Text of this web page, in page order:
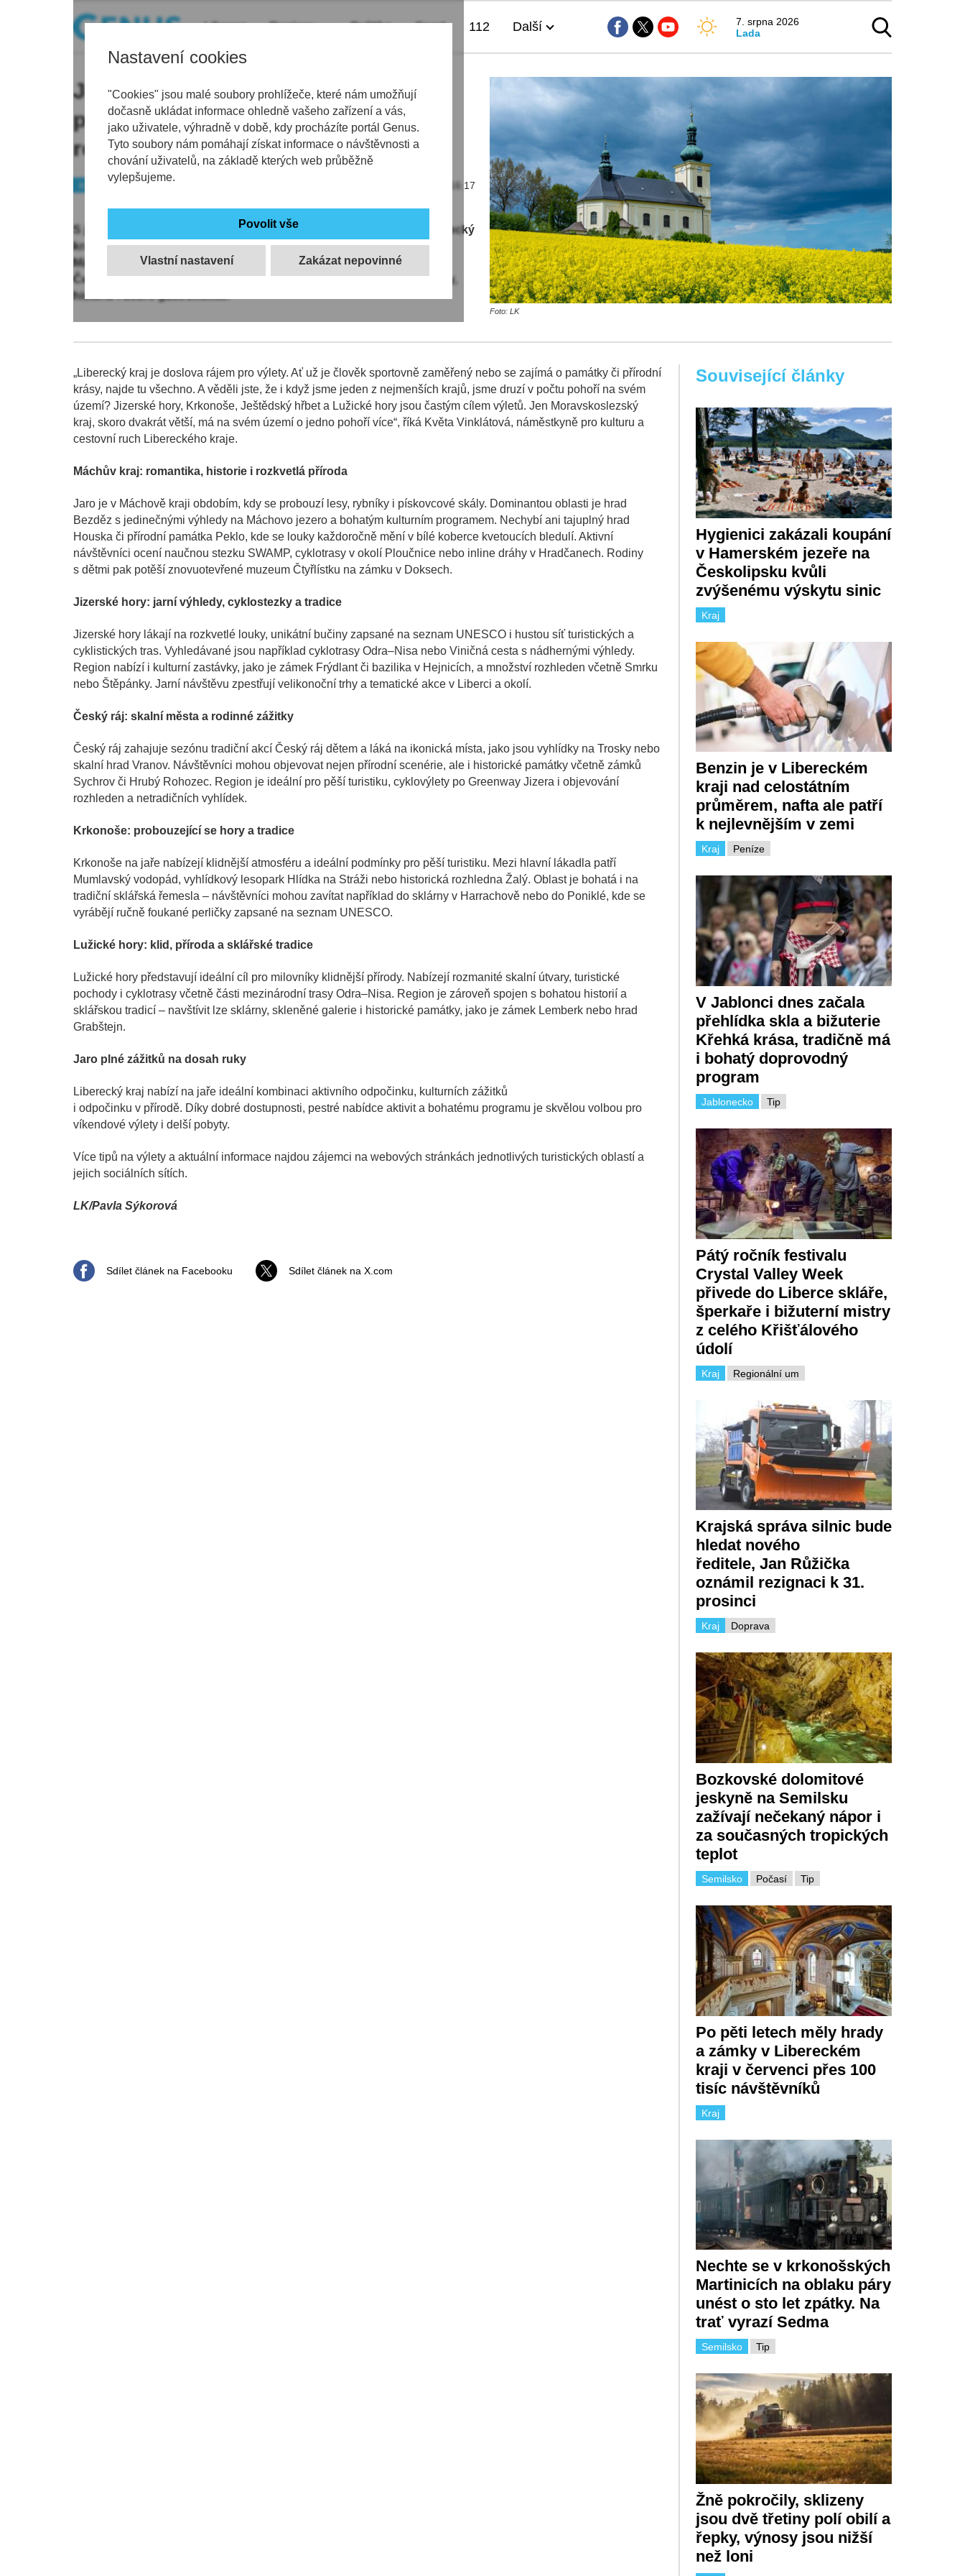
Nastavení cookies
"Cookies" jsou malé soubory prohlížeče, které nám umožňují
dočasně ukládat informace ohledně vašeho zařízení a vás,
jako uživatele, výhradně v době, kdy procházíte portál Genus.
Tyto soubory nám pomáhají získat informace o návštěvnosti a
chování uživatelů, na základě kterých web průběžně
vylepšujeme.
Vlastní nastavení
Liberec Regiony Politika Sport 112 Další
7. srpna 2026
Lada
Jaro v Libereckém kraji láká na
přírodu, památky i zážitky pro celou
rodinu
Kraj Tip 15.05.2026 | 16:17
S jarem začíná sezóna výletů a roste zájem o aktivní odpočinek. Liberecký
kraj nabízí pestré možnosti trávení volného času od romantického
Máchova kraje přes rozkvetlé Jizerské hory až po skalní scenérie
Českého ráje, Krkonoš a Lužických hor. Region láká milovníky přírody,
historie i dobré gastronomie.
Foto: LK
„Liberecký kraj je doslova rájem pro výlety. Ať už je člověk sportovně zaměřený nebo se zajímá o památky či přírodní
krásy, najde tu všechno. A věděli jste, že i když jsme jeden z nejmenších krajů, jsme druzí v počtu pohoří na svém
území? Jizerské hory, Krkonoše, Ještědský hřbet a Lužické hory jsou častým cílem výletů. Jen Moravskoslezský
kraj, skoro dvakrát větší, má na svém území o jedno pohoří více“, říká Květa Vinklátová, náměstkyně pro kulturu a
cestovní ruch Libereckého kraje.
Máchův kraj: romantika, historie i rozkvetlá příroda
Jaro je v Máchově kraji obdobím, kdy se probouzí lesy, rybníky i pískovcové skály. Dominantou oblasti je hrad
Bezděz s jedinečnými výhledy na Máchovo jezero a bohatým kulturním programem. Nechybí ani tajuplný hrad
Houska či přírodní památka Peklo, kde se louky každoročně mění v bílé koberce kvetoucích bledulí. Aktivní
návštěvníci ocení naučnou stezku SWAMP, cyklotrasy v okolí Ploučnice nebo inline dráhy v Hradčanech. Rodiny
s dětmi pak potěší znovuotevřené muzeum Čtyřlístku na zámku v Doksech.
Jizerské hory: jarní výhledy, cyklostezky a tradice
Jizerské hory lákají na rozkvetlé louky, unikátní bučiny zapsané na seznam UNESCO i hustou síť turistických a
cyklistických tras. Vyhledávané jsou například cyklotrasy Odra–Nisa nebo Viničná cesta s nádhernými výhledy.
Region nabízí i kulturní zastávky, jako je zámek Frýdlant či bazilika v Hejnicích, a množství rozhleden včetně Smrku
nebo Štěpánky. Jarní návštěvu zpestřují velikonoční trhy a tematické akce v Liberci a okolí.
Český ráj: skalní města a rodinné zážitky
Český ráj zahajuje sezónu tradiční akcí Český ráj dětem a láká na ikonická místa, jako jsou vyhlídky na Trosky nebo
skalní hrad Vranov. Návštěvníci mohou objevovat nejen přírodní scenérie, ale i historické památky včetně zámků
Sychrov či Hrubý Rohozec. Region je ideální pro pěší turistiku, cyklovýlety po Greenway Jizera i objevování
rozhleden a netradičních vyhlídek.
Krkonoše: probouzející se hory a tradice
Krkonoše na jaře nabízejí klidnější atmosféru a ideální podmínky pro pěší turistiku. Mezi hlavní lákadla patří
Mumlavský vodopád, vyhlídkový lesopark Hlídka na Stráži nebo historická rozhledna Žalý. Oblast je bohatá i na
tradiční sklářská řemesla – návštěvníci mohou zavítat například do sklárny v Harrachově nebo do Poniklé, kde se
vyrábějí ručně foukané perličky zapsané na seznam UNESCO.
Lužické hory: klid, příroda a sklářské tradice
Lužické hory představují ideální cíl pro milovníky klidnější přírody. Nabízejí rozmanité skalní útvary, turistické
pochody i cyklotrasy včetně části mezinárodní trasy Odra–Nisa. Region je zároveň spojen s bohatou historií a
sklářskou tradicí – navštívit lze sklárny, skleněné galerie i historické památky, jako je zámek Lemberk nebo hrad
Grabštejn.
Jaro plné zážitků na dosah ruky
Liberecký kraj nabízí na jaře ideální kombinaci aktivního odpočinku, kulturních zážitků
i odpočinku v přírodě. Díky dobré dostupnosti, pestré nabídce aktivit a bohatému programu je skvělou volbou pro
víkendové výlety i delší pobyty.
Více tipů na výlety a aktuální informace najdou zájemci na webových stránkách jednotlivých turistických oblastí a
jejich sociálních sítích.
LK/Pavla Sýkorová
Sdílet článek na Facebooku Sdílet článek na X.com
Související články
Hygienici zakázali koupání
v Hamerském jezeře na
Českolipsku kvůli
zvýšenému výskytu sinic
Kraj
Benzin je v Libereckém
kraji nad celostátním
průměrem, nafta ale patří
k nejlevnějším v zemi
Kraj Peníze
V Jablonci dnes začala
přehlídka skla a bižuterie
Křehká krása, tradičně má
i bohatý doprovodný
program
Jablonecko Tip
Pátý ročník festivalu
Crystal Valley Week
přivede do Liberce skláře,
šperkaře i bižuterní mistry
z celého Křišťálového
údolí
Kraj Regionální um
Krajská správa silnic bude
hledat nového
ředitele, Jan Růžička
oznámil rezignaci k 31.
prosinci
Doprava
Kraj
Bozkovské dolomitové
jeskyně na Semilsku
zažívají nečekaný nápor i
za současných tropických
teplot
Počasí
Semilsko Tip
Po pěti letech měly hrady
a zámky v Libereckém
kraji v červenci přes 100
tisíc návštěvníků
Kraj
Nechte se v krkonošských
Martinicích na oblaku páry
unést o sto let zpátky. Na
trať vyrazí Sedma
Semilsko Tip
Žně pokročily, sklizeny
jsou dvě třetiny polí obilí a
řepky, výnosy jsou nižší
než loni